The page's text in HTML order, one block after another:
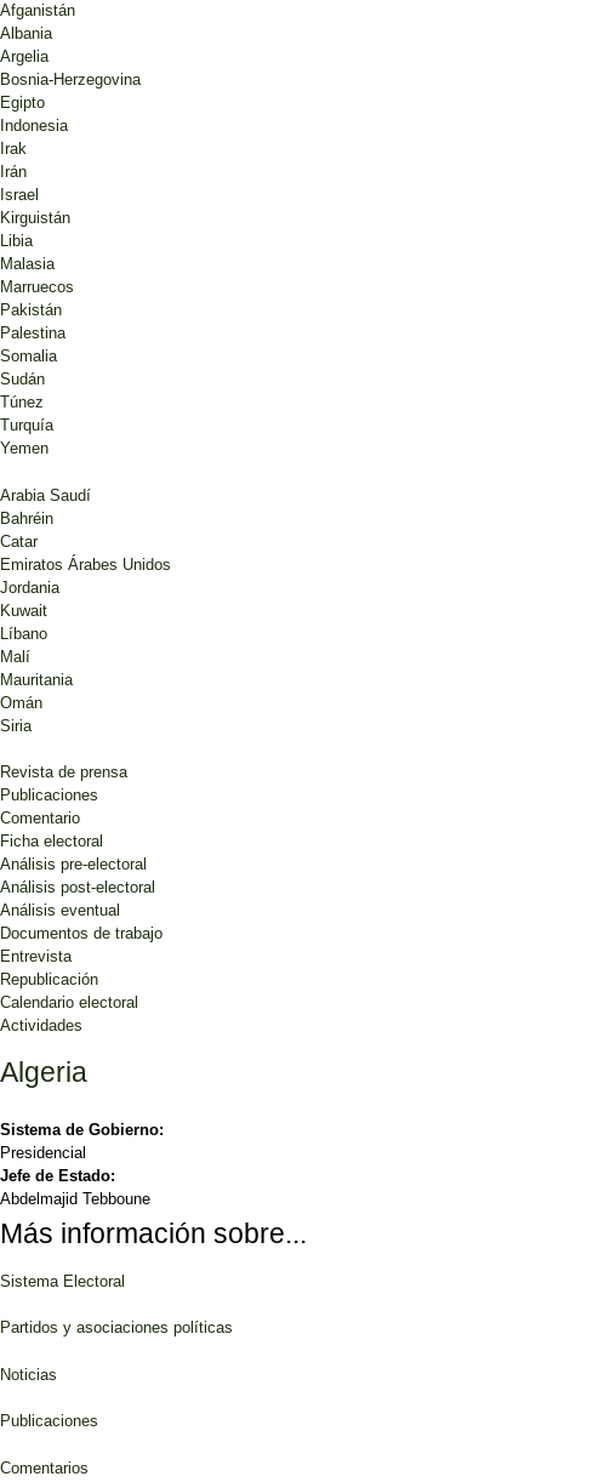
Afganistán
Albania
Argelia
Bosnia-Herzegovina
Egipto
Indonesia
Irak
Irán
Israel
Kirguistán
Libia
Malasia
Marruecos
Pakistán
Palestina
Somalia
Sudán
Túnez
Turquía
Yemen
Arabia Saudí
Bahréin
Catar
Emiratos Árabes Unidos
Jordania
Kuwait
Líbano
Malí
Mauritania
Omán
Siria
Revista de prensa
Publicaciones
Comentario
Ficha electoral
Análisis pre-electoral
Análisis post-electoral
Análisis eventual
Documentos de trabajo
Entrevista
Republicación
Calendario electoral
Actividades
Algeria
Sistema de Gobierno:
Presidencial
Jefe de Estado:
Abdelmajid Tebboune
Más información sobre...
Sistema Electoral
Partidos y asociaciones políticas
Noticias
Publicaciones
Comentarios